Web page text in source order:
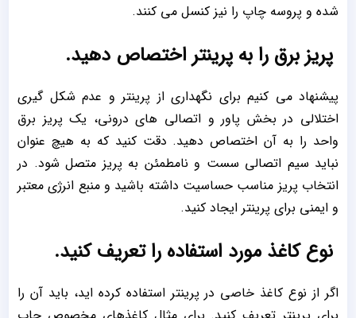
شده و پروسه چاپ را نیز کنسل می کنند.
پریز برق را به پرینتر اختصاص دهید.
پیشنهاد می کنیم برای نگهداری از پرینتر و عدم شکل گیری
اختلالی در بخش پاور و اتصالی های درونی، یک پریز برق
واحد را به آن اختصاص دهید. دقت کنید که به هیچ عنوان
نباید سیم اتصالی سست و نامطمئن به پریز متصل شود. در
انتخاب پریز مناسب حساسیت داشته باشید و منبع انرژی معتبر
و ایمنی برای پرینتر ایجاد کنید.
نوع کاغذ مورد استفاده را تعریف کنید.
اگر از نوع کاغذ خاصی در پرینتر استفاده کرده اید، باید آن را